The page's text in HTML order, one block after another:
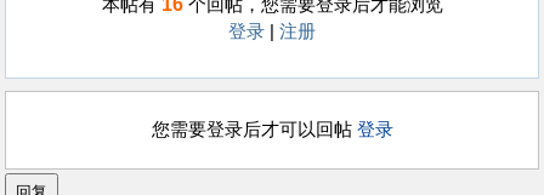
本帖有 16个回帖，您需要登录后才能浏览
登录
注册
您需要登录后才可以回帖 登录